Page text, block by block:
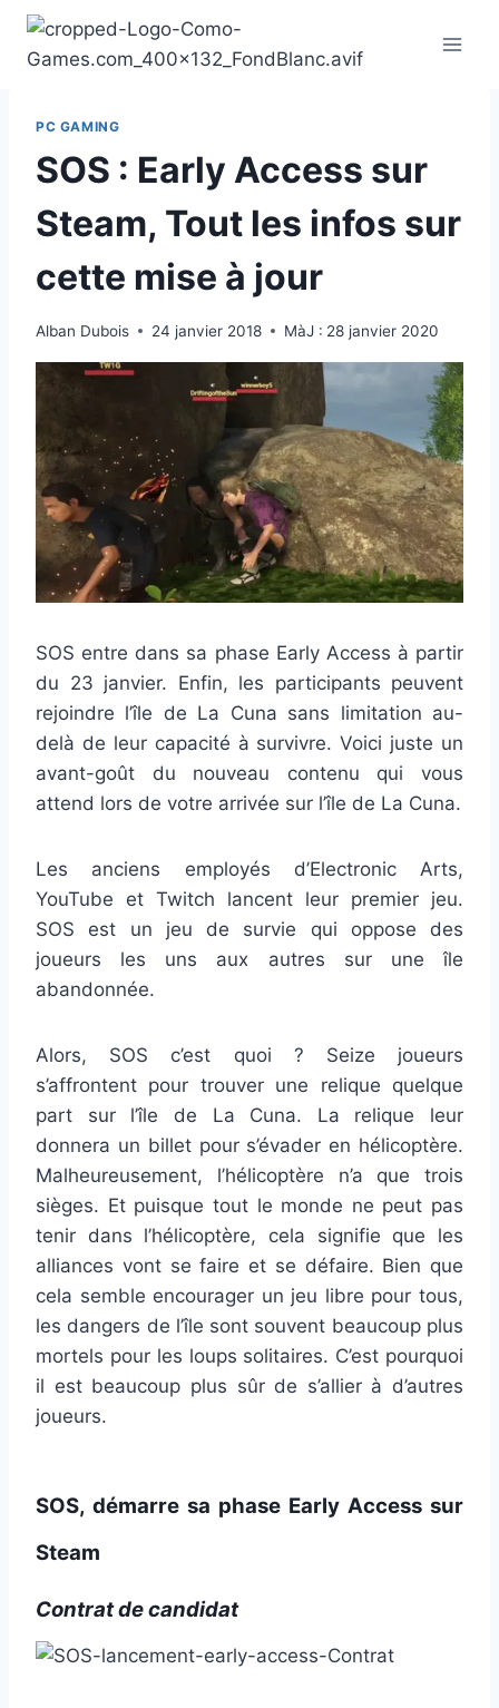
Aller
contenu
PC GAMING
SOS : Early Access sur
Steam, Tout les infos sur
cette mise à jour
Alban Dubois 24 janvier 2018 MàJ : 28 janvier 2020
SOS entre dans sa phase Early Access à partir
du 23 janvier. Enfin, les participants peuvent
rejoindre l’île de La Cuna sans limitation au-
delà de leur capacité à survivre. Voici juste un
avant-goût du nouveau contenu qui vous
attend lors de votre arrivée sur l’île de La Cuna.
Les anciens employés d’Electronic Arts,
YouTube et Twitch lancent leur premier jeu.
SOS est un jeu de survie qui oppose des
joueurs les uns aux autres sur une île
abandonnée.
Alors, SOS c’est quoi ? Seize joueurs
s’affrontent pour trouver une relique quelque
part sur l’île de La Cuna. La relique leur
donnera un billet pour s’évader en hélicoptère.
Malheureusement, l’hélicoptère n’a que trois
sièges. Et puisque tout le monde ne peut pas
tenir dans l’hélicoptère, cela signifie que les
alliances vont se faire et se défaire. Bien que
cela semble encourager un jeu libre pour tous,
les dangers de l’île sont souvent beaucoup plus
mortels pour les loups solitaires. C’est pourquoi
il est beaucoup plus sûr de s’allier à d’autres
joueurs.
SOS, démarre sa phase Early Access sur
Steam
Contrat de candidat